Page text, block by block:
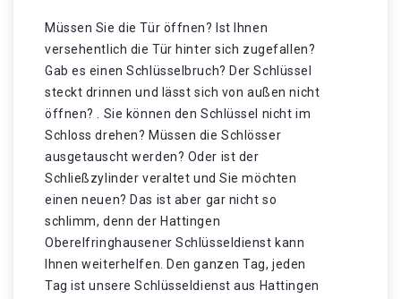
Müssen Sie die Tür öffnen? Ist Ihnen
versehentlich die Tür hinter sich zugefallen?
Gab es einen Schlüsselbruch? Der Schlüssel
steckt drinnen und lässt sich von außen nicht
öffnen? . Sie können den Schlüssel nicht im
Schloss drehen? Müssen die Schlösser
ausgetauscht werden? Oder ist der
Schließzylinder veraltet und Sie möchten
einen neuen? Das ist aber gar nicht so
schlimm, denn der Hattingen
Oberelfringhausener Schlüsseldienst kann
Ihnen weiterhelfen. Den ganzen Tag, jeden
Tag ist unsere Schlüsseldienst aus Hattingen